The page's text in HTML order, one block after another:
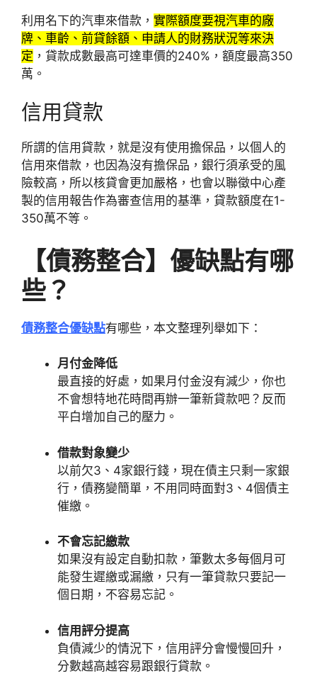
利用名下的汽車來借款， 實際額度要視汽車的廠
牌、車齡、前貸餘額、申請人的財務狀況等來決
定 ，貸款成數最高可達車價的240%，額度最高350
萬。
信用貸款
所謂的信用貸款，就是沒有使用擔保品，以個人的
信用來借款，也因為沒有擔保品，銀行須承受的風
險較高，所以核貸會更加嚴格，也會以聯徵中心產
製的信用報告作為審查信用的基準，貸款額度在1-
350萬不等。
【債務整合】優缺點有哪
些？
債務整合優缺點有哪些，本文整理列舉如下：
月付金降低
最直接的好處，如果月付金沒有減少，你也
不會想特地花時間再辦一筆新貸款吧？反而
平白增加自己的壓力。
借款對象變少
以前欠3、4家銀行錢，現在債主只剩一家銀
行，債務變簡單，不用同時面對3、4個債主
催繳。
不會忘記繳款
如果沒有設定自動扣款，筆數太多每個月可
能發生遲繳或漏繳，只有一筆貸款只要記一
個日期，不容易忘記。
信用評分提高
負債減少的情況下，信用評分會慢慢回升，
分數越高越容易跟銀行貸款。